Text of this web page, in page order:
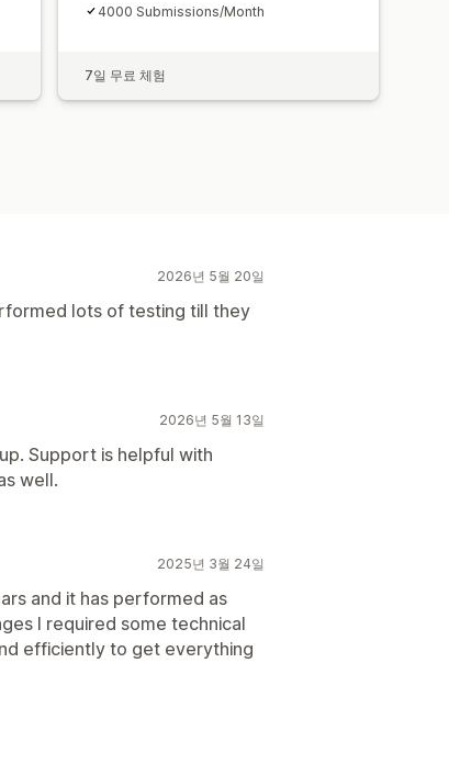
4000 Submissions/Month
7일 무료 체험
2026년 5월 20일
lots of testing till they
2026년 5월 13일
Support is helpful with
well.
2025년 3월 24일
and it has performed as
I required some technical
efficiently to get everything